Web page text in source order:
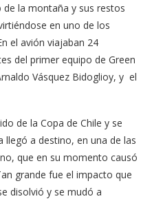
la montaña y sus restos
en uno de los
el avión viajaban 24
del primer equipo de Green
Vásquez Bidoglioy, y el
de la Copa de Chile y se
llegó a destino, en una de las
que en su momento causó
grande fue el impacto que
disolvió y se mudó a